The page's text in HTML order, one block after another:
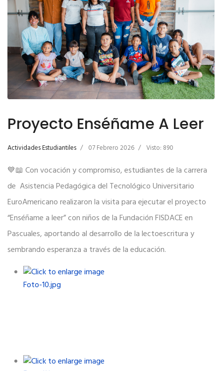
Proyecto Enséñame A Leer
Actividades Estudiantiles 07 Febrero 2026 Visto: 890
💙📖 Con vocación y compromiso, estudiantes de la carrera
de Asistencia Pedagógica del Tecnológico Universitario
EuroAmericano realizaron la visita para ejecutar el proyecto
“Enséñame a leer” con niños de la Fundación FISDACE en
Pascuales, aportando al desarrollo de la lectoescritura y
sembrando esperanza a través de la educación.